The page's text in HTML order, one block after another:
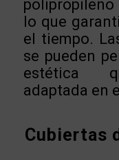
polipropileno
lo que
el tiempo.
se pueden
estética
adaptada en
Cubiertas